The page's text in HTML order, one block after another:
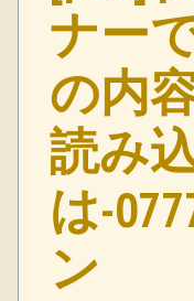
ナー
の内
読み
は-
ン